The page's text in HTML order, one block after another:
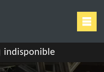
indisponible